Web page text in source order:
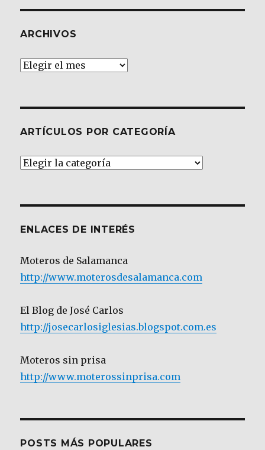
ARCHIVOS
Archivos
ARTÍCULOS POR CATEGORÍA
Artículos
ENLACES DE INTERÉS
Moteros de Salamanca
http://www.moterosdesalamanca.com
El Blog de José Carlos
http://josecarlosiglesias.blogspot.com.es
Moteros sin prisa
http://www.moterossinprisa.com
POSTS MÁS POPULARES